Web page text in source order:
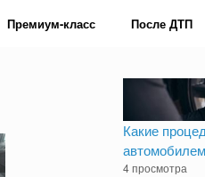
Премиум-класс После ДТП
Какие
4 просмотра